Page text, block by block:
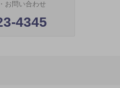
お問い合わせ
4345